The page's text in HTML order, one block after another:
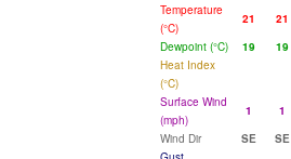
Temperature
(°C)
21 21
Dewpoint (°C)
19 19
Heat Index
(°C)
Surface Wind
(mph)
1 1
Wind Dir
SE SE